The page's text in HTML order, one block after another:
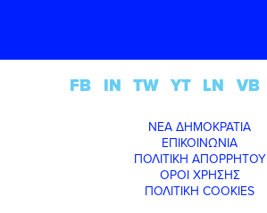
ΝΕΑ ΔΗΜΟΚΡΑΤΙΑ
ΕΠΙΚΟΙΝΩΝΙΑ
ΠΟΛΙΤΙΚΗ ΑΠΟΡΡΗΤΟΥ
ΟΡΟΙ ΧΡΗΣΗΣ
ΠΟΛΙΤΙΚΗ COOKIES
FB IN TW YT LN VB